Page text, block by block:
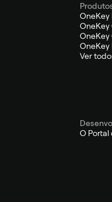
OneKey
OneKey
OneKey
OneKey
Ver
O